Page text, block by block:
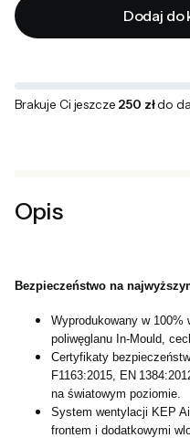
Dodaj do
Brakuje Ci jeszcze 250 złdo
Opis
Bezpieczeństwo na
Wyprodukowany w 100%
poliwęglanu In-Mould,
Certyfikaty
F1163:2015, EN
na światowym poziomie.
System wentylacji KEP
frontem i dodatkowymi